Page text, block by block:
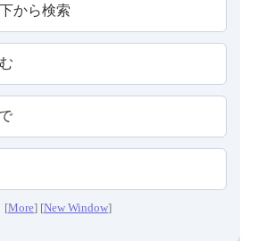
[More] [New Window]